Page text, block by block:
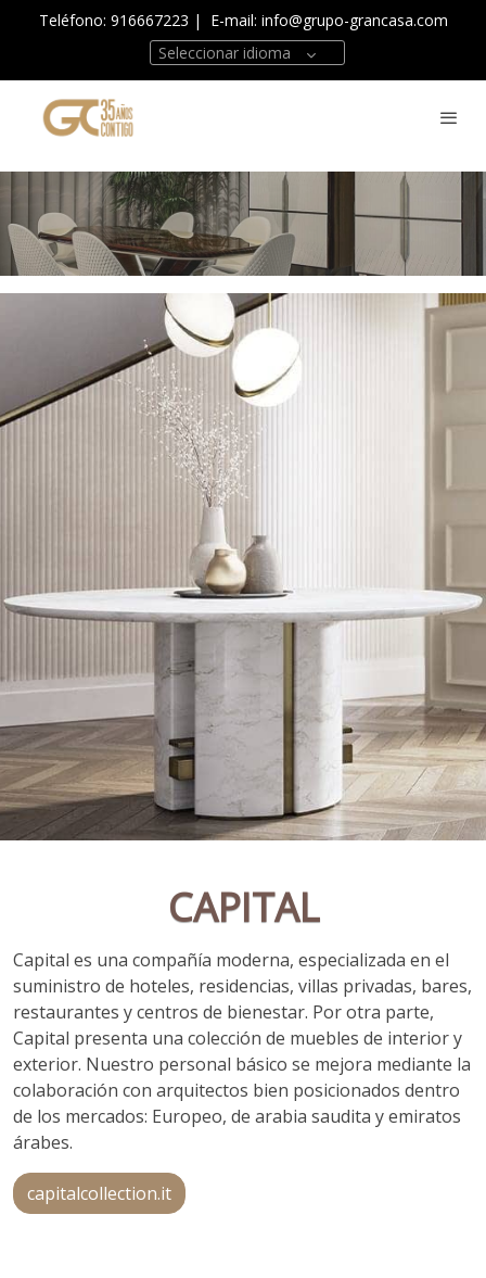
Teléfono: 916667223 | E-mail: info@grupo-grancasa.com
Seleccionar idioma
CAPITAL
Capital es una compañía moderna, especializada en el
suministro de hoteles, residencias, villas privadas, bares,
restaurantes y centros de bienestar. Por otra parte,
Capital presenta una colección de muebles de interior y
exterior. Nuestro personal básico se mejora mediante la
colaboración con arquitectos bien posicionados dentro
de los mercados: Europeo, de arabia saudita y emiratos
árabes.
capitalcollection.it